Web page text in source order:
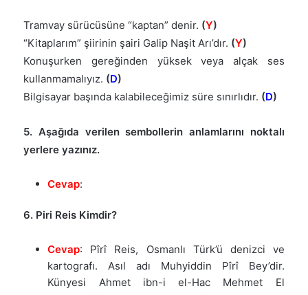
Tramvay sürücüsüne “kaptan” denir. (Y)
“Kitaplarım” şiirinin şairi Galip Naşit Arı’dır. (Y)
Konuşurken gereğinden yüksek veya alçak ses
kullanmamalıyız. (D)
Bilgisayar başında kalabileceğimiz süre sınırlıdır. (D)
5. Aşağıda verilen sembollerin anlamlarını noktalı
yerlere yazınız.
Cevap:
6. Piri Reis Kimdir?
Cevap: Pîrî Reis, Osmanlı Türk’ü denizci ve
kartografı. Asıl adı Muhyiddin Pîrî Bey’dir.
Künyesi Ahmet ibn-i el-Hac Mehmet El